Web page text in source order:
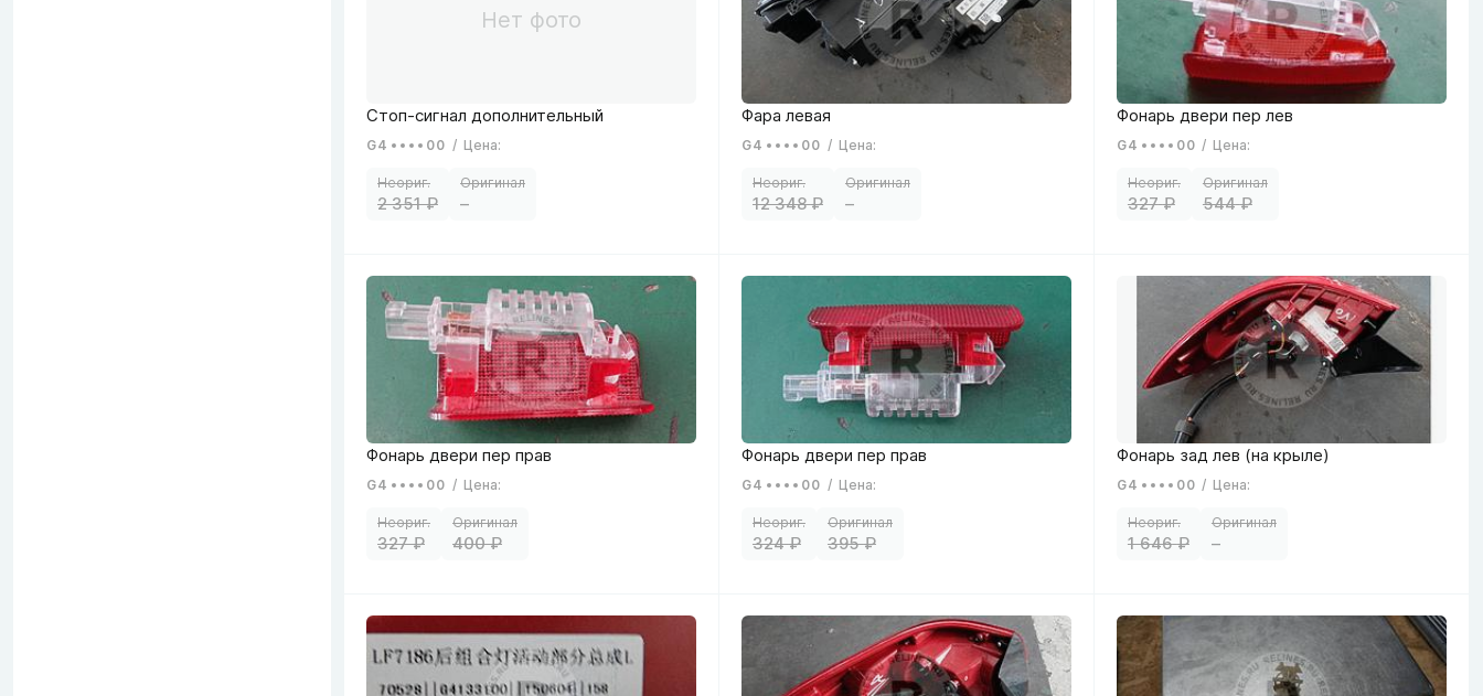
G4 00 / Цена:
2 351 –
G4 00 / Цена:
12 348 –
G4 00 / Цена:
327 544
G4 00 / Цена:
327 400
G4 00 / Цена:
324 395
G4 00 / Цена:
1 646 –